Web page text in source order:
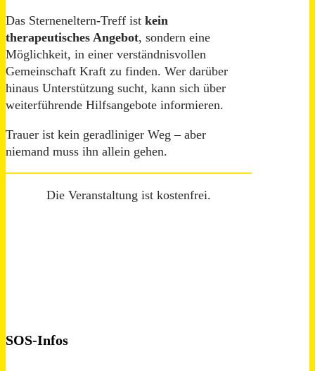
Das Sterneneltern-Treff ist kein
therapeutisches Angebot, sondern eine
Möglichkeit, in einer verständnisvollen
Gemeinschaft Kraft zu finden. Wer darüber
hinaus Unterstützung sucht, kann sich über
weiterführende Hilfsangebote informieren.
Trauer ist kein geradliniger Weg – aber
niemand muss ihn allein gehen.
Die Veranstaltung ist kostenfrei.
SOS-Infos